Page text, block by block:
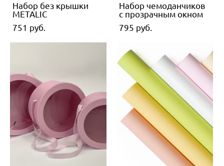
Набор без крышки
METALIC
751 pуб.
Набор чемоданчиков
с прозрачным окном
795 pуб.